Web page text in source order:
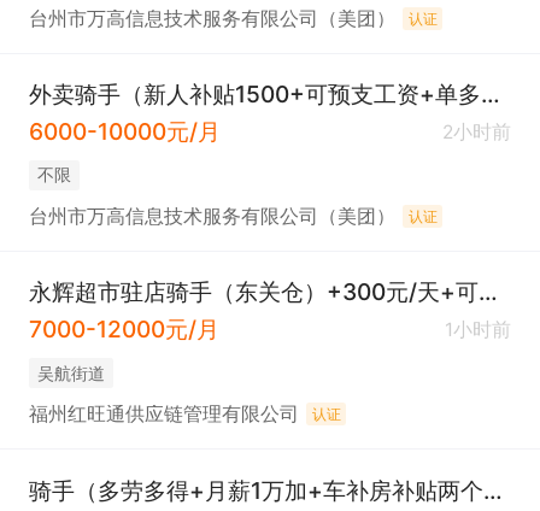
台州市万高信息技术服务有限公司（美团） 认证
外卖骑手（新人补贴1500+可预支工资+单多价高）
6000-10000元/月
2小时前
不限
台州市万高信息技术服务有限公司（美团） 认证
永辉超市驻店骑手（东关仓）+300元/天+可临时
7000-12000元/月
1小时前
吴航街道
福州红旺通供应链管理有限公司 认证
骑手（多劳多得+月薪1万加+车补房补贴两个月）